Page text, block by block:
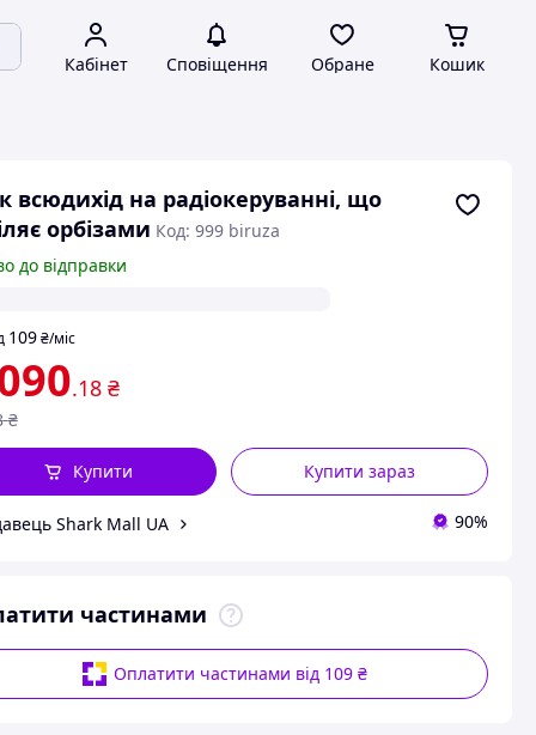
Кабінет Сповіщення Обране Кошик
всюдихід на радіокеруванні, що
орбізами Код: 999 biruza
до відправки
109 ₴/міс
.18 ₴
₴
Купити зараз
Купити
Shark Mall UA 90%
частинами
Оплатити частинами від 109 ₴